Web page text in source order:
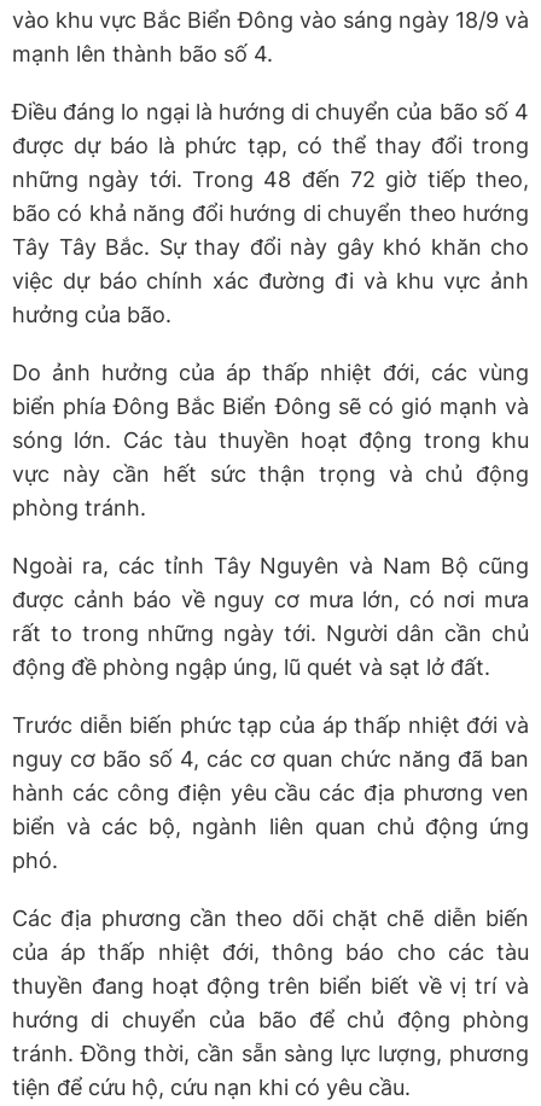
vào khu vực Bắc Biển Đông vào sáng ngày 18/9 và
mạnh lên thành bão số 4.
Điều đáng lo ngại là hướng di chuyển của bão số 4
được dự báo là phức tạp, có thể thay đổi trong
những ngày tới. Trong 48 đến 72 giờ tiếp theo,
bão có khả năng đổi hướng di chuyển theo hướng
Tây Tây Bắc. Sự thay đổi này gây khó khăn cho
việc dự báo chính xác đường đi và khu vực ảnh
hưởng của bão.
Do ảnh hưởng của áp thấp nhiệt đới, các vùng
biển phía Đông Bắc Biển Đông sẽ có gió mạnh và
sóng lớn. Các tàu thuyền hoạt động trong khu
vực này cần hết sức thận trọng và chủ động
phòng tránh.
Ngoài ra, các tỉnh Tây Nguyên và Nam Bộ cũng
được cảnh báo về nguy cơ mưa lớn, có nơi mưa
rất to trong những ngày tới. Người dân cần chủ
động đề phòng ngập úng, lũ quét và sạt lở đất.
Trước diễn biến phức tạp của áp thấp nhiệt đới và
nguy cơ bão số 4, các cơ quan chức năng đã ban
hành các công điện yêu cầu các địa phương ven
biển và các bộ, ngành liên quan chủ động ứng
phó.
Các địa phương cần theo dõi chặt chẽ diễn biến
của áp thấp nhiệt đới, thông báo cho các tàu
thuyền đang hoạt động trên biển biết về vị trí và
hướng di chuyển của bão để chủ động phòng
tránh. Đồng thời, cần sẵn sàng lực lượng, phương
tiện để cứu hộ, cứu nạn khi có yêu cầu.